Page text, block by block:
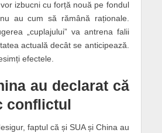
izbucni cu forță nouă pe fondul
au cum să rămână raționale.
„cuplajului” va antrena falii
actuală decât se anticipează.
efectele.
au declarat că
conflictul
faptul că și SUA și China au